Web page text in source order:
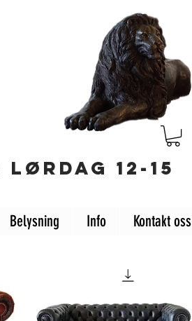
12-15
Belysning Info Kontakt oss